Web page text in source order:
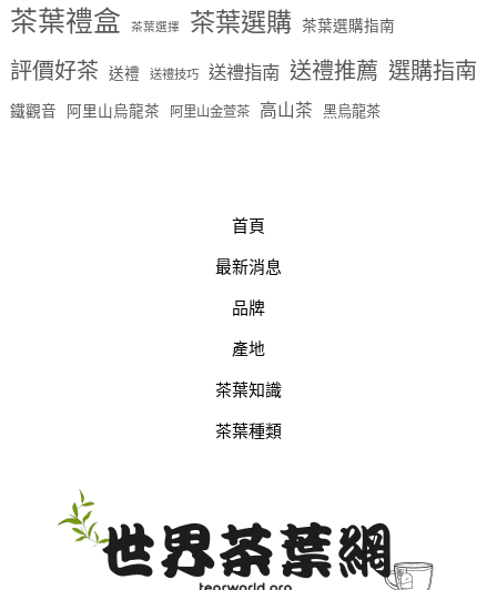
茶葉禮盒 茶葉選擇 茶葉選購 茶葉選購指南
評價好茶 送禮 送禮技巧 送禮指南 送禮推薦 選購指南
鐵觀音 阿里山烏龍茶 阿里山金萱茶 高山茶 黑烏龍茶
首頁
最新消息
品牌
產地
茶葉知識
茶葉種類